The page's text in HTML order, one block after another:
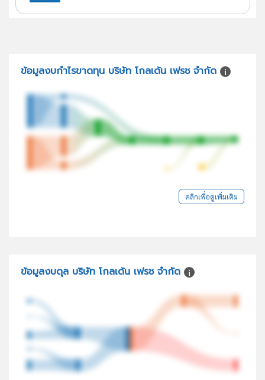
ข้อมูลงบกำไรขาดทุน บริษัท โกลเด้น เฟรช จำกัด
คลิกเพื่อดูเพิ่มเติม
ข้อมูลงบดุล บริษัท โกลเด้น เฟรช จำกัด